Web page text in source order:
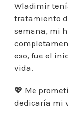
Wladimir
tratamiento
semana, mi
eso, fue el
vida.
💖 Me
dedicaría mi